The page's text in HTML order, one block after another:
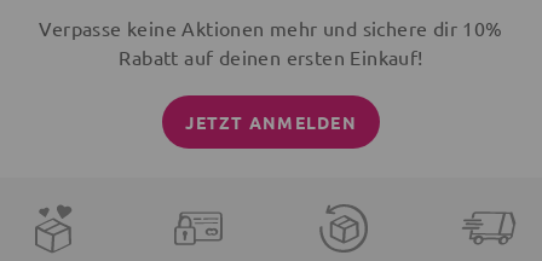
Verpasse keine Aktionen mehr und sichere dir 10%
Rabatt auf deinen ersten Einkauf!
JETZT ANMELDEN